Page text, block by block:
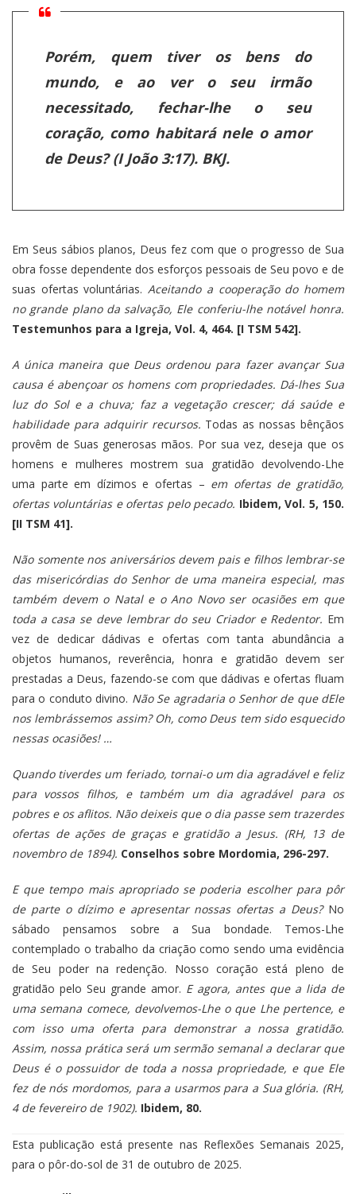
Porém, quem tiver os bens do
mundo, e ao ver o seu irmão
necessitado, fechar-lhe o seu
coração, como habitará nele o amor
de Deus? (I João 3:17). BKJ.
Em Seus sábios planos, Deus fez com que o progresso de Sua
obra fosse dependente dos esforços pessoais de Seu povo e de
suas ofertas voluntárias.Aceitando a cooperação do homem
no grande plano da salvação, Ele conferiu-lhe notável honra.
Testemunhos para a Igreja, Vol. 4, 464. [I TSM 542].
A única maneira que Deus ordenou para fazer avançar Sua
causa é abençoar os homens com propriedades. Dá-lhes Sua
luz do Sol e a chuva; faz a vegetação crescer; dá saúde e
habilidade para adquirir recursos. Todas as nossas bênçãos
provêm de Suas generosas mãos. Por sua vez, deseja que os
homens e mulheres mostrem sua gratidão devolvendo-Lhe
uma parte em dízimos e ofertas – em ofertas de gratidão,
ofertas voluntárias e ofertas pelo pecado. Ibidem, Vol. 5, 150.
[II TSM 41].
Não somente nos aniversários devem pais e filhos lembrar-se
das misericórdias do Senhor de uma maneira especial, mas
também devem o Natal e o Ano Novo ser ocasiões em que
toda a casa se deve lembrar do seu Criador e Redentor. Em
vez de dedicar dádivas e ofertas com tanta abundância a
objetos humanos, reverência, honra e gratidão devem ser
prestadas a Deus, fazendo-se com que dádivas e ofertas fluam
para o conduto divino. Não Se agradaria o Senhor de que dEle
nos lembrássemos assim? Oh, como Deus tem sido esquecido
nessas ocasiões! …
Quando tiverdes um feriado, tornai-o um dia agradável e feliz
para vossos filhos, e também um dia agradável para os
pobres e os aflitos. Não deixeis que o dia passe sem trazerdes
ofertas de ações de graças e gratidão a Jesus. (RH, 13 de
novembro de 1894). Conselhos sobre Mordomia, 296-297.
E que tempo mais apropriado se poderia escolher para pôr
de parte o dízimo e apresentar nossas ofertas a Deus?No
sábado pensamos sobre a Sua bondade. Temos-Lhe
contemplado o trabalho da criação como sendo uma evidência
de Seu poder na redenção. Nosso coração está pleno de
gratidão pelo Seu grande amor. E agora, antes que a lida de
uma semana comece, devolvemos-Lhe o que Lhe pertence, e
com isso uma oferta para demonstrar a nossa gratidão.
Assim, nossa prática será um sermão semanal a declarar que
Deus é o possuidor de toda a nossa propriedade, e que Ele
fez de nós mordomos, para a usarmos para a Sua glória. (RH,
4 de fevereiro de 1902). Ibidem, 80.
Esta publicação está presente nas Reflexões Semanais 2025,
para o pôr-do-sol de 31 de outubro de 2025.